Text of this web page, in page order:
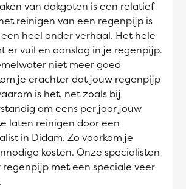
van dakgoten is een relatief
reinigen van een regenpijp is
heel ander verhaal. Het hele
er vuil en aanslag in je regenpijp.
niet meer goed
je erachter dat jouw regenpijp
is het, net zoals bij
om eens per jaar jouw
laten reinigen door een
in Didam. Zo voorkom je
kosten. Onze specialisten
met een speciale veer